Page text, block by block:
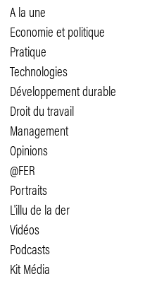
A la une
Economie et politique
Pratique
Technologies
Développement durable
Droit du travail
Management
Opinions
@FER
Portraits
L'illu de la der
Vidéos
Podcasts
Kit Média